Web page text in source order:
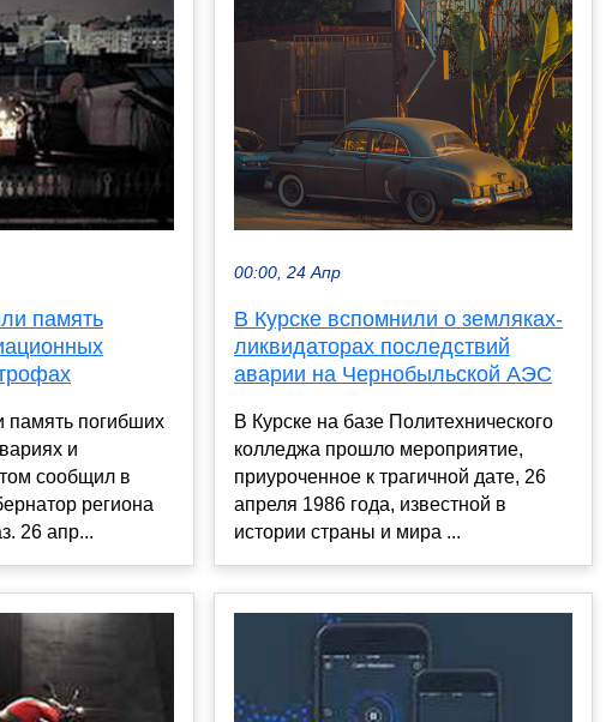
память
память погибших
и
сообщил в
региона
26 апр...
00:00, 24 Апр
В Курске вспомнили о земляках-
ликвидаторах последствий
аварии на Чернобыльской АЭС
В Курске на базе Политехнического
колледжа прошло мероприятие,
приуроченное к трагичной дате, 26
апреля 1986 года, известной в
истории страны и мира ...